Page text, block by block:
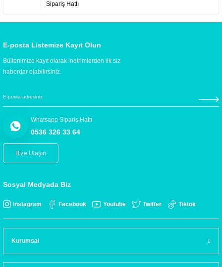
Sipariş Hattı
E-posta Listemize Kayıt Olun
Bültenimize kayıt olarak indirimlerden ilk siz
haberdar olabilirsiniz.
Whatsapp Sipariş Hattı
0536 326 33 64
Bize Ulaşın
Sosyal Medyada Biz
Instagram Facebook Youtube Twitter Tiktok
Kurumsal